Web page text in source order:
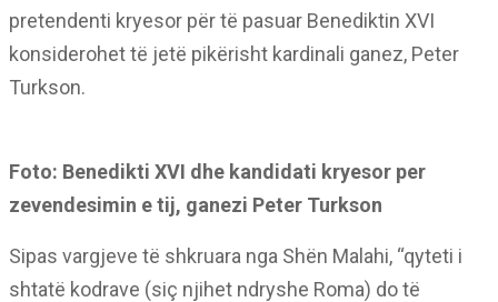
pretendenti kryesor për të pasuar Benediktin XVI
konsiderohet të jetë pikërisht kardinali ganez, Peter
Turkson.
Foto: Benedikti XVI dhe kandidati kryesor per
zevendesimin e tij, ganezi Peter Turkson
Sipas vargjeve të shkruara nga Shën Malahi, “qyteti i
shtatë kodrave (siç njihet ndryshe Roma) do të